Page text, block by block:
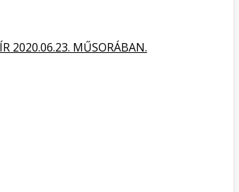
2020.06.23. MŰSORÁBAN.